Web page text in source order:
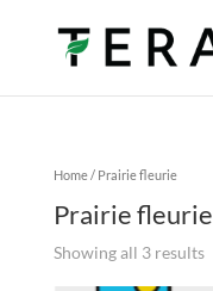
Home/ Prairie fleurie
Prairie fleurie
Showing all 3 results